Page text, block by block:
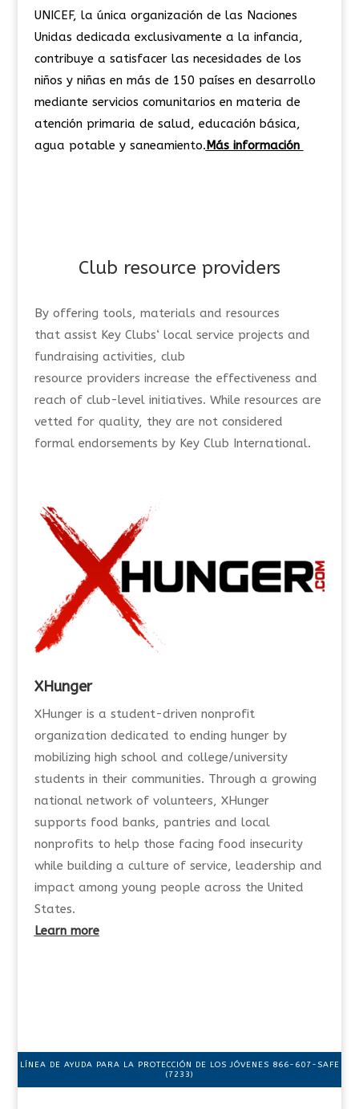
UNICEF, la única organización de las Naciones
Unidas dedicada exclusivamente a la infancia,
contribuye a satisfacer las necesidades de los
niños y niñas en más de 150 países en desarrollo
mediante servicios comunitarios en materia de
atención primaria de salud, educación básica,
agua potable y saneamiento.Más información
Club resource providers
By offering tools, materials and resources
that assist Key Clubs‘ local service projects and
fundraising activities, club
resource providers increase the effectiveness and
reach of club-level initiatives. While resources are
vetted for quality, they are not considered
formal endorsements by Key Club International.
XHunger
XHunger is a student-driven nonprofit
organization dedicated to ending hunger by
mobilizing high school and college/university
students in their communities. Through a growing
national network of volunteers, XHunger
supports food banks, pantries and local
nonprofits to help those facing food insecurity
while building a culture of service, leadership and
impact among young people across the United
States.
Learn more
LÍNEA DE AYUDA PARA LA PROTECCIÓN DE LOS JÓVENES 866-607-SAFE
(7233)